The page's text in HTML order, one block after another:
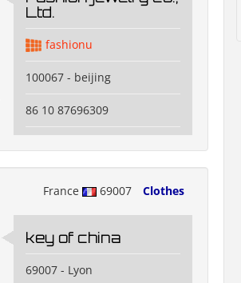
Ltd.
fashionu
100067 - beijing
86 10 87696309
France 69007 Clothes
key of china
69007 - Lyon